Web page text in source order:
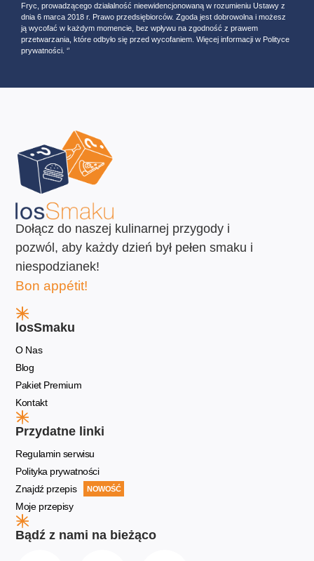
Fryc, prowadzącego działalność nieewidencjonowaną w rozumieniu Ustawy z
dnia 6 marca 2018 r. Prawo przedsiębiorców. Zgoda jest dobrowolna i możesz
ją wycofać w każdym momencie, bez wpływu na zgodność z prawem
przetwarzania, które odbyło się przed wycofaniem. Więcej informacji w Polityce
prywatności. ‘’
Dołącz do naszej kulinarnej przygody i
pozwól, aby każdy dzień był pełen smaku i
niespodzianek!
Bon appétit!
losSmaku
O Nas
Blog
Pakiet Premium
Kontakt
Przydatne linki
Regulamin serwisu
Polityka prywatności
Znajdź przepis
NOWOŚĆ
Moje przepisy
Bądź z nami na bieżąco